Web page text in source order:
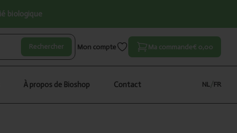
biologique
Rechercher Mon compte Ma commande€ 0,00
À propos de Bioshop Contact NL FR